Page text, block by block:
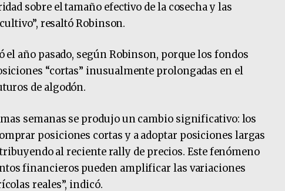
sobre el tamaño efectivo de la cosecha y las
resaltó Robinson.
el año pasado, según Robinson, porque los fondos
“cortas” inusualmente prolongadas en el
de algodón.
semanas se produjo un cambio significativo: los
posiciones cortas y a adoptar posiciones largas
al reciente rally de precios. Este fenómeno
financieros pueden amplificar las variaciones
reales”, indicó.